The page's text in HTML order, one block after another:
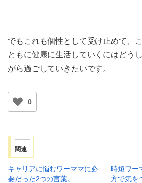
でもこれも個性として受け止めて、
ともに健康に生活していくにはどう
がら過ごしていきたいです。
0
関連
キャリアに悩むワーママに必
要だった2つの言葉。
時短ワー
方で気を